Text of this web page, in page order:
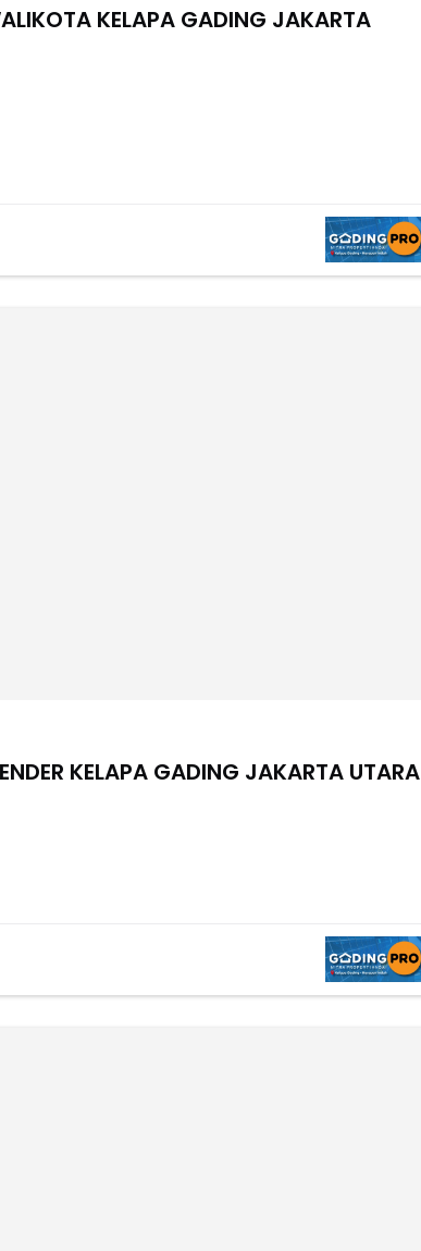
KELAPA GADING JAKARTA
KELAPA GADING JAKARTA UTARA